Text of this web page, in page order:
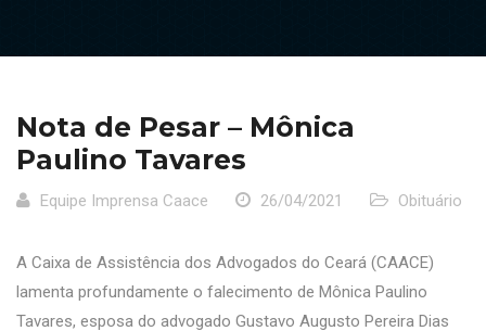
Nota de Pesar – Mônica
Paulino Tavares
Equipe Imprensa Caace 26/04/2021 Obituário
A Caixa de Assistência dos Advogados do Ceará (CAACE)
lamenta profundamente o falecimento de Mônica Paulino
Tavares, esposa do advogado Gustavo Augusto Pereira Dias